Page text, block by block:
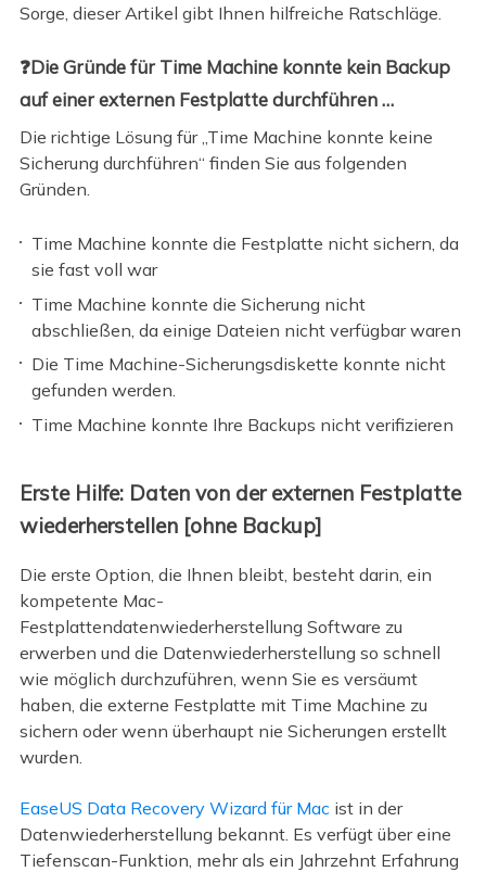
Sorge, dieser Artikel gibt Ihnen hilfreiche Ratschläge.
❓Die Gründe für Time Machine konnte kein Backup
auf einer externen Festplatte durchführen …
Die richtige Lösung für „Time Machine konnte keine
Sicherung durchführen“ finden Sie aus folgenden
Gründen.
Time Machine konnte die Festplatte nicht sichern, da
sie fast voll war
Time Machine konnte die Sicherung nicht
abschließen, da einige Dateien nicht verfügbar waren
Die Time Machine-Sicherungsdiskette konnte nicht
gefunden werden.
Time Machine konnte Ihre Backups nicht verifizieren
Erste Hilfe: Daten von der externen Festplatte
wiederherstellen [ohne Backup]
Die erste Option, die Ihnen bleibt, besteht darin, ein
kompetente Mac-
Festplattendatenwiederherstellung Software zu
erwerben und die Datenwiederherstellung so schnell
wie möglich durchzuführen, wenn Sie es versäumt
haben, die externe Festplatte mit Time Machine zu
sichern oder wenn überhaupt nie Sicherungen erstellt
wurden.
EaseUS Data Recovery Wizard für Mac ist in der
Datenwiederherstellung bekannt. Es verfügt über eine
Tiefenscan-Funktion, mehr als ein Jahrzehnt Erfahrung